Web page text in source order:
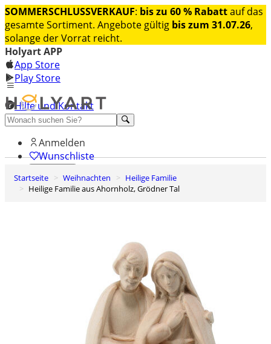
SOMMERSCHLUSSVERKAUF: bis zu 60 % Rabattauf das
gesamte Sortiment. Angebote gültig bis zum 31.07.26,
solange der Vorrat reicht.
Holyart APP
App Store
Play Store
Hilfe und Kontakt
Entdecken Sie Premium
Anmelden
Wunschliste
0
Warenkorb
Startseite Weihnachten
Heilige Familie
Heilige Familie aus Ahornholz, Grödner Tal